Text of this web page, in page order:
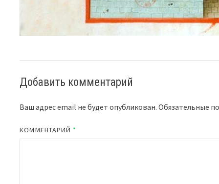
Добавить комментарий
Ваш адрес email не будет опубликован. Обязательные
КОММЕНТАРИЙ *